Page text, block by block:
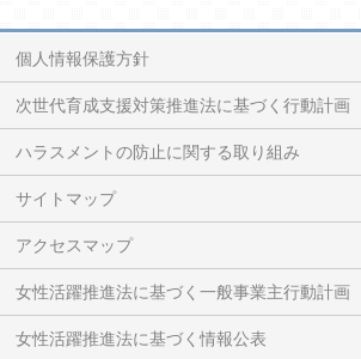
個人情報保護方針
次世代育成支援対策推進法に基づく行動計画
ハラスメントの防止に関する取り組み
サイトマップ
アクセスマップ
女性活躍推進法に基づく一般事業主行動計画
女性活躍推進法に基づく情報公表